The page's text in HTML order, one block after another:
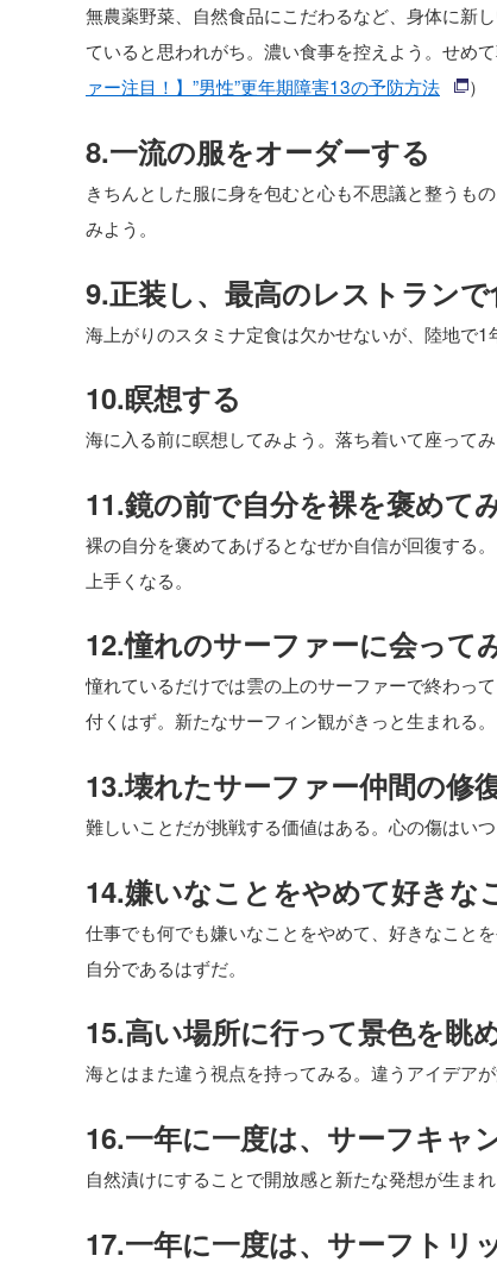
無農薬野菜、自然食品にこだわるなど、身体に新
ていると思われがち。濃い食事を控えよう。せめ
ァー注目！】”男性”更年期障害13の予防方法
）
8.一流の服をオーダーする
きちんとした服に身を包むと心も不思議と整うも
みよう。
9.正装し、最高のレストランで
海上がりのスタミナ定食は欠かせないが、陸地で
10.瞑想する
海に入る前に瞑想してみよう。落ち着いて座って
11.鏡の前で自分を裸を褒めて
裸の自分を褒めてあげるとなぜか自信が回復する
上手くなる。
12.憧れのサーファーに会って
憧れているだけでは雲の上のサーファーで終わっ
付くはず。新たなサーフィン観がきっと生まれる。
13.壊れたサーファー仲間の修
難しいことだが挑戦する価値はある。心の傷はい
14.嫌いなことをやめて好きな
仕事でも何でも嫌いなことをやめて、好きなこと
自分であるはずだ。
15.高い場所に行って景色を眺
海とはまた違う視点を持ってみる。違うアイデア
16.一年に一度は、サーフキャ
自然漬けにすることで開放感と新たな発想が生ま
17.一年に一度は、サーフトリ